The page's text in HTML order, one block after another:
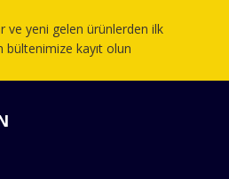
ve yeni gelen ürünlerden ilk
kayıt olun